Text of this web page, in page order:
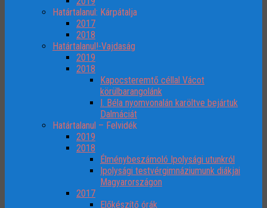
Határtalanul: Kárpátalja
2017
2018
Határtalanul!-Vajdaság
2019
2018
Kapocsteremtő céllal Vácot
körülbarangolánk
I. Béla nyomvonalán karöltve bejártuk
Dalmáciát
Határtalanul – Felvidék
2019
2018
Élménybeszámoló Ipolysági utunkról
Ipolysági testvérgimnáziumunk diákjai
Magyarországon
2017
Előkészítő órák